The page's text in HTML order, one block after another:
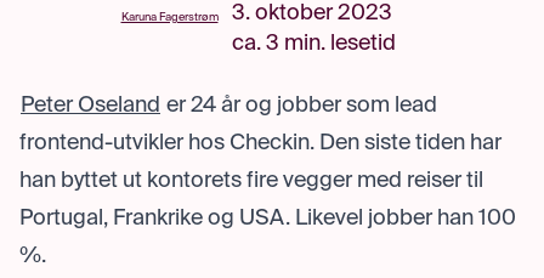
3. oktober 2023
ca. 3 min. lesetid
Peter Oseland er 24 år og jobber som lead
frontend-utvikler hos Checkin. Den siste tiden har
han byttet ut kontorets fire vegger med reiser til
Portugal, Frankrike og USA. Likevel jobber han 100
%.